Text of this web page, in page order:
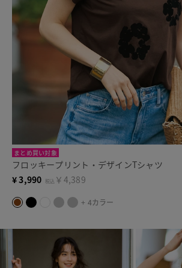
まとめ買い対象
フロッキープリント・デザインTシャツ
¥3,990 税込 ￥4,389
+ 4カラー